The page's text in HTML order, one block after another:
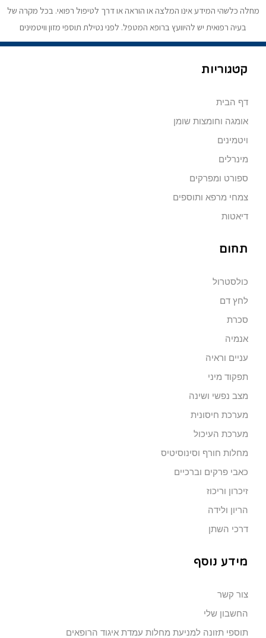
מחלה כלשהי המידע אינו המלצה או הוראה או דרך לטיפול רפואי. בכל מקרה של
בעיה רפואית יש להיוועץ ברופא המטפל. לפני נטילת תוספי מזון וויטמינים
קטגוריות
דף הבית
אומגה וחומצות שומן
ויטמינים
מינרלים
ספורט ומפרקים
צמחי מרפא ותוספים
דיאטות
תחום
כולסטרול
לחץ דם
סכרת
אנמיה
עניים וראיה
תפקוד מיני
מצב נפשי ושינה
מערכת חיסונית
מערכת העיכול
מחלות חורף וסינוסיטיס
כאבי פרקים וברכיים
זיכרון וריכוז
הריון ולידה
דרכי השתן
מידע נוסף
צור קשר
החשבון שלי
תוספי תזונה למניעת מחלות עמדת איגוד הרופאים